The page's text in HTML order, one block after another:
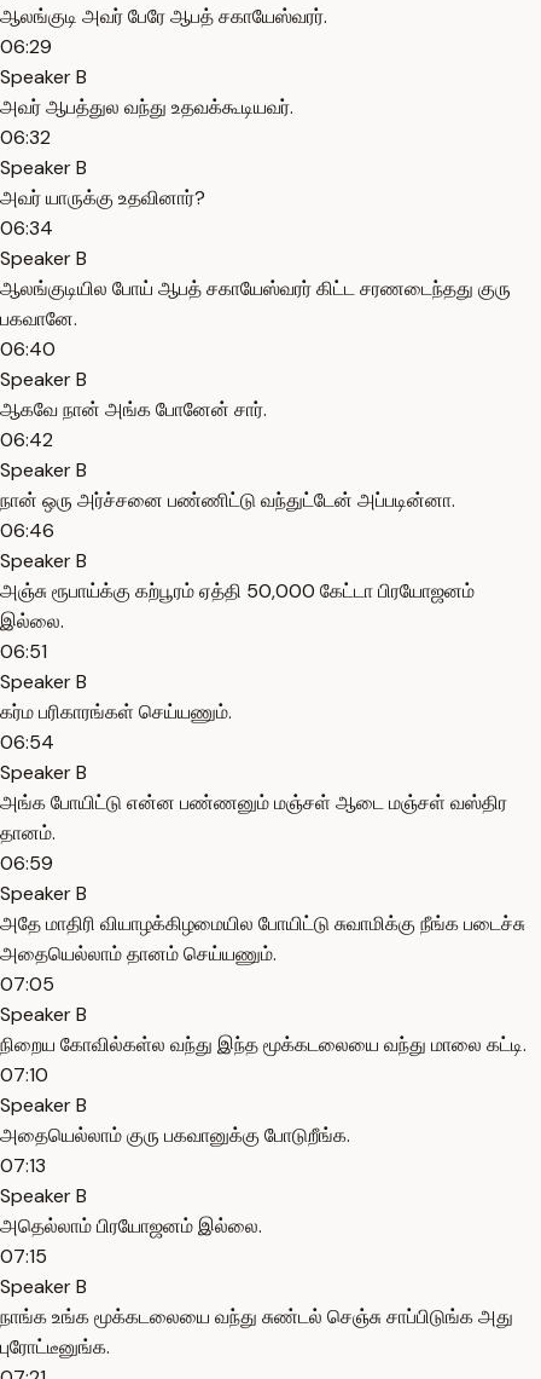
ஆலங்குடி அவர் பேரே ஆபத் சகாயேஸ்வரர்.
06:29
Speaker B
அவர் ஆபத்துல வந்து உதவக்கூடியவர்.
06:32
Speaker B
அவர் யாருக்கு உதவினார்?
06:34
Speaker B
ஆலங்குடியில போய் ஆபத் சகாயேஸ்வரர் கிட்ட சரணடைந்தது குரு
பகவானே.
06:40
Speaker B
ஆகவே நான் அங்க போனேன் சார்.
06:42
Speaker B
நான் ஒரு அர்ச்சனை பண்ணிட்டு வந்துட்டேன் அப்படின்னா.
06:46
Speaker B
அஞ்சு ரூபாய்க்கு கற்பூரம் ஏத்தி 50,000 கேட்டா பிரயோஜனம்
இல்லை.
06:51
Speaker B
கர்ம பரிகாரங்கள் செய்யணும்.
06:54
Speaker B
அங்க போயிட்டு என்ன பண்ணனும் மஞ்சள் ஆடை மஞ்சள் வஸ்திர
தானம்.
06:59
Speaker B
அதே மாதிரி வியாழக்கிழமையில போயிட்டு சுவாமிக்கு நீங்க படைச்சு
அதையெல்லாம் தானம் செய்யணும்.
07:05
Speaker B
நிறைய கோவில்கள்ல வந்து இந்த மூக்கடலையை வந்து மாலை கட்டி.
07:10
Speaker B
அதையெல்லாம் குரு பகவானுக்கு போடுறீங்க.
07:13
Speaker B
அதெல்லாம் பிரயோஜனம் இல்லை.
07:15
Speaker B
நாங்க உங்க மூக்கடலையை வந்து சுண்டல் செஞ்சு சாப்பிடுங்க அது
புரோட்டீனுங்க.